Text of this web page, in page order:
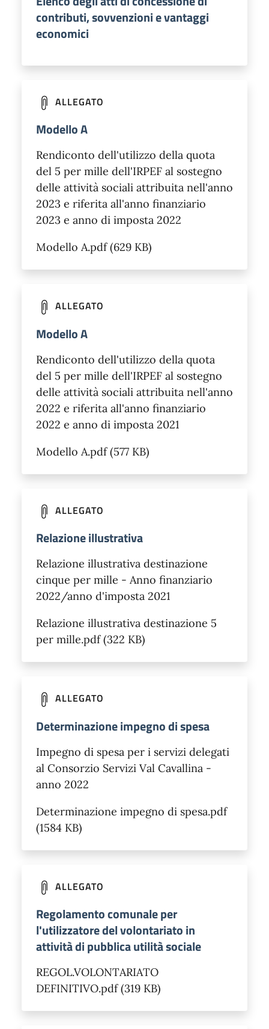
contributi, sovvenzioni e vantaggi
economici
ALLEGATO
Modello A
Rendiconto dell'utilizzo della quota
del 5 per mille dell'IRPEF al sostegno
delle attività sociali attribuita nell'anno
2023 e riferita all'anno finanziario
2023 e anno di imposta 2022
Modello A.pdf (629 KB)
ALLEGATO
Modello A
Rendiconto dell'utilizzo della quota
del 5 per mille dell'IRPEF al sostegno
delle attività sociali attribuita nell'anno
2022 e riferita all'anno finanziario
2022 e anno di imposta 2021
Modello A.pdf (577 KB)
ALLEGATO
Relazione illustrativa
Relazione illustrativa destinazione
cinque per mille - Anno finanziario
2022/anno d'imposta 2021
Relazione illustrativa destinazione 5
per mille.pdf (322 KB)
ALLEGATO
Determinazione impegno di spesa
Impegno di spesa per i servizi delegati
al Consorzio Servizi Val Cavallina -
anno 2022
Determinazione impegno di spesa.pdf
(1584 KB)
ALLEGATO
Regolamento comunale per
l'utilizzatore del volontariato in
attività di pubblica utilità sociale
REGOL.VOLONTARIATO
DEFINITIVO.pdf (319 KB)